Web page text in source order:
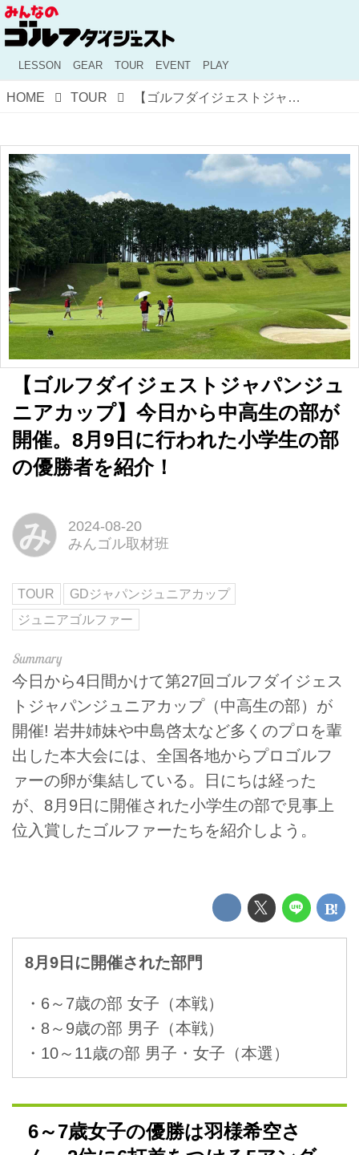
LESSON GEAR TOUR EVENT PLAY
HOME TOUR 【ゴルフダイジェストジャパンジュニアカップ】今日から中高生の部が開催。8月9日に行われた小学生の部の優勝者を紹介！
【ゴルフダイジェストジャパンジュ
ニアカップ】今日から中高生の部が
開催。8月9日に行われた小学生の部
の優勝者を紹介！
み
2024-08-20
みんゴル取材班
TOUR
GDジャパンジュニアカップ
ジュニアゴルファー
今日から4日間かけて第27回ゴルフダイジェス
トジャパンジュニアカップ（中高生の部）が
開催! 岩井姉妹や中島啓太など多くのプロを輩
出した本大会には、全国各地からプロゴルフ
ァーの卵が集結している。日にちは経った
が、8月9日に開催された小学生の部で見事上
位入賞したゴルファーたちを紹介しよう。
8月9日に開催された部門
・6～7歳の部 女子（本戦）
・8～9歳の部 男子（本戦）
・10～11歳の部 男子・女子（本選）
6～7歳女子の優勝は羽様希空さ